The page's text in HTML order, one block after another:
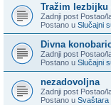
Tražim
Zadnji post Postao/
Postano u Slučajni
Divna
Zadnji post Postao/
Postano u Slučajni
nezadovoljna
Zadnji post Postao/
Postano u Svaštara